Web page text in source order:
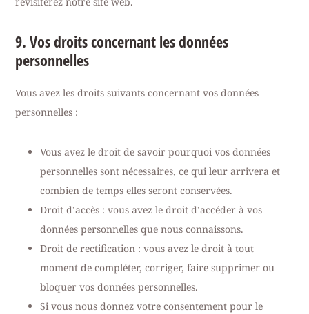
9. Vos droits concernant les données
personnelles
Vous avez les droits suivants concernant vos données
personnelles :
Vous avez le droit de savoir pourquoi vos données
personnelles sont nécessaires, ce qui leur arrivera et
combien de temps elles seront conservées.
Droit d’accès : vous avez le droit d’accéder à vos
données personnelles que nous connaissons.
Droit de rectification : vous avez le droit à tout
moment de compléter, corriger, faire supprimer ou
bloquer vos données personnelles.
Si vous nous donnez votre consentement pour le